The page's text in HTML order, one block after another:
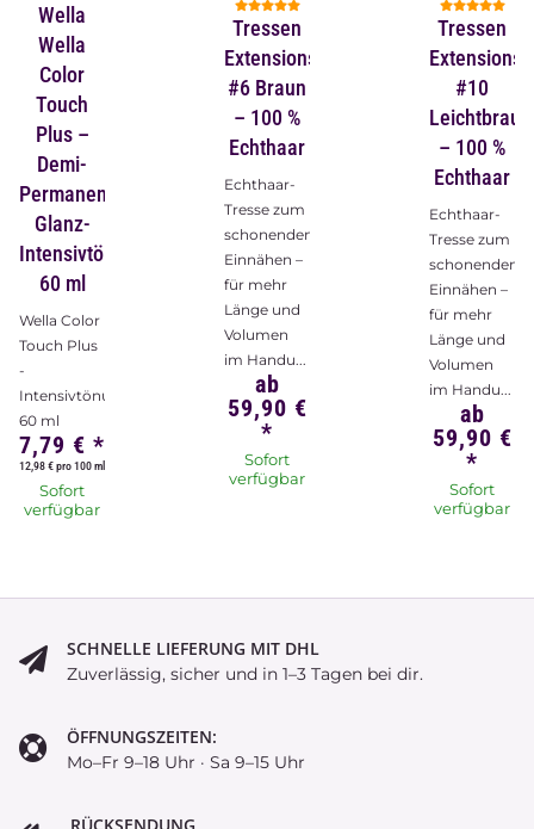
Wella
Wella
Color
Touch
Plus –
Demi-
Permanent-
Glanz-
Intensivtönung
60 ml
Wella Color
Touch Plus
-
Intensivtönung
60 ml
7,79 € *
12,98 € pro 100 ml
Sofort
verfügbar
Tressen
Extensions
#6 Braun
– 100 %
Echthaar
Echthaar-
Tresse zum
schonenden
Einnähen –
für mehr
Länge und
Volumen
im Handu...
ab
59,90 €
*
Sofort
verfügbar
Tressen
Extensions
#10
Leichtbraun
– 100 %
Echthaar
Echthaar-
Tresse zum
schonenden
Einnähen –
für mehr
Länge und
Volumen
im Handu...
ab
59,90 €
*
Sofort
verfügbar
SCHNELLE LIEFERUNG MIT DHL
Zuverlässig, sicher und in 1–3 Tagen bei dir.
ÖFFNUNGSZEITEN:
Mo–Fr 9–18 Uhr · Sa 9–15 Uhr